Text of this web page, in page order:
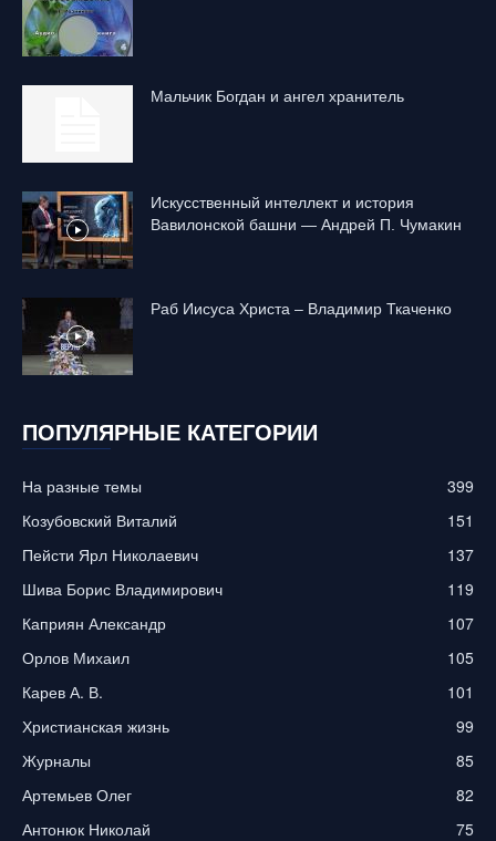
Mальчик Богдан и ангел хранитель
Искусственный интеллект и история
Вавилонской башни — Андрей П. Чумакин
Раб Иисуса Христа – Владимир Ткаченко
ПОПУЛЯРНЫЕ КАТЕГОРИИ
На разные темы
399
Козубовский Виталий
151
Пейсти Ярл Николаевич
137
Шива Борис Владимирович
119
Каприян Александр
107
Орлов Михаил
105
Карев А. В.
101
Христианская жизнь
99
Журналы
85
Артемьев Олег
82
Антонюк Николай
75